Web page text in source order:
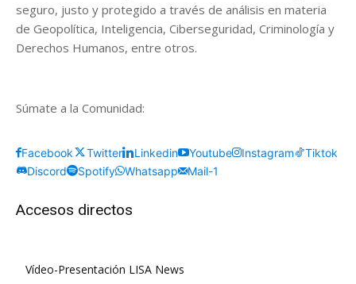
seguro, justo y protegido a través de análisis en materia
de Geopolítica, Inteligencia, Ciberseguridad, Criminología y
Derechos Humanos, entre otros.
Súmate a la Comunidad:
Facebook Twitter Linkedin Youtube Instagram
Tiktok
Discord
Spotify Whatsapp Mail-1
Accesos directos
Vídeo-Presentación LISA News